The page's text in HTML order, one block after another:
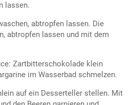
lassen.
abtropfen lassen. Die
abtropfen lassen und mit dem
Zartbitterschokolade klein
im Wasserbad schmelzen.
auf ein Desserteller stellen. Mit